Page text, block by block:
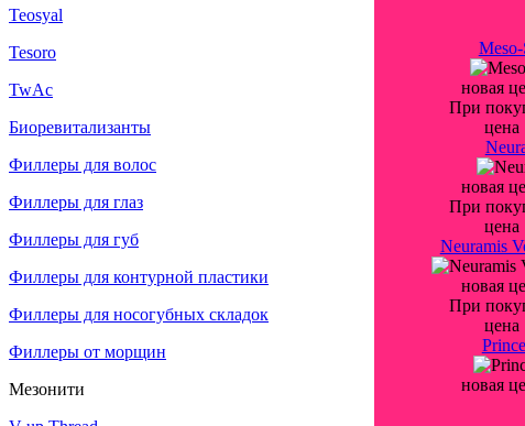
Teosyal
Tesoro
TwAc
Биоревитализанты
Филлеры для волос
Филлеры для глаз
Филлеры для губ
Филлеры для контурной пластики
Филлеры для носогубных складок
Филлеры от морщин
Мезонити
новая
При
цена
новая
При
цена
Neuramis
новая
При
цена
новая